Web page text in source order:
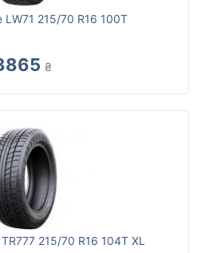
LW71 215/70 R16 100T
₴
215/70 R16 104T XL